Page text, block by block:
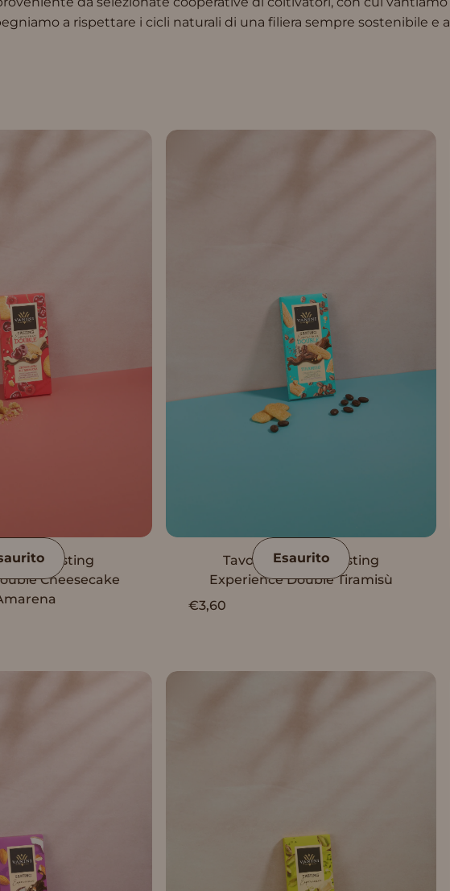
a rispettare i cicli naturali di una filiera sempre sostenibile e a
Tasting
Cheesecake
Esaurito
Tavoletta Vanini Tasting
Experience Double Tiramisù
€3,60